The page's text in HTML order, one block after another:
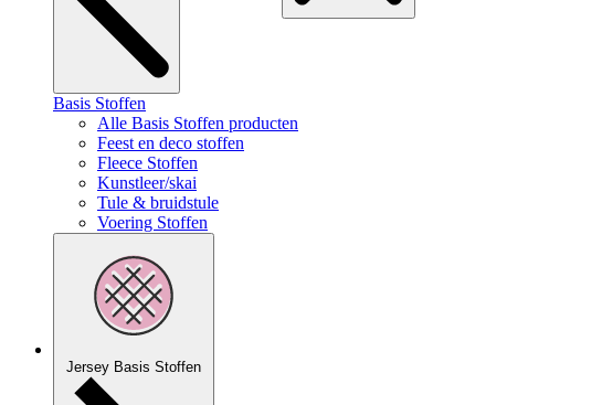
Basis Stoffen
Alle Basis Stoffen producten
Feest en deco stoffen
Fleece Stoffen
Kunstleer/skai
Tule & bruidstule
Voering Stoffen
Jersey Basis Stoffen